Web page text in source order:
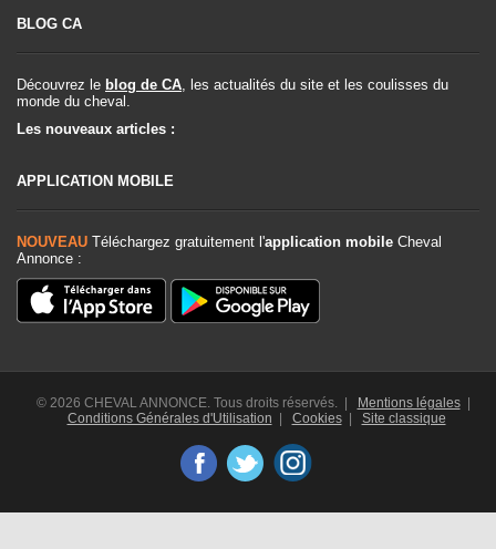
BLOG CA
Découvrez le blog de CA, les actualités du site et les coulisses du
monde du cheval.
Les nouveaux articles :
APPLICATION MOBILE
NOUVEAU Téléchargez gratuitement l'application mobile Cheval
Annonce :
© 2026 CHEVAL ANNONCE. Tous droits réservés. | Mentions légales|
Conditions Générales d'Utilisation
Cookies| Site classique